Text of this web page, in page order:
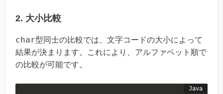
2. 大小比較
char型同士の比較では、文字コードの大小によって
結果が決まります。これにより、アルファベット順で
の比較が可能です。